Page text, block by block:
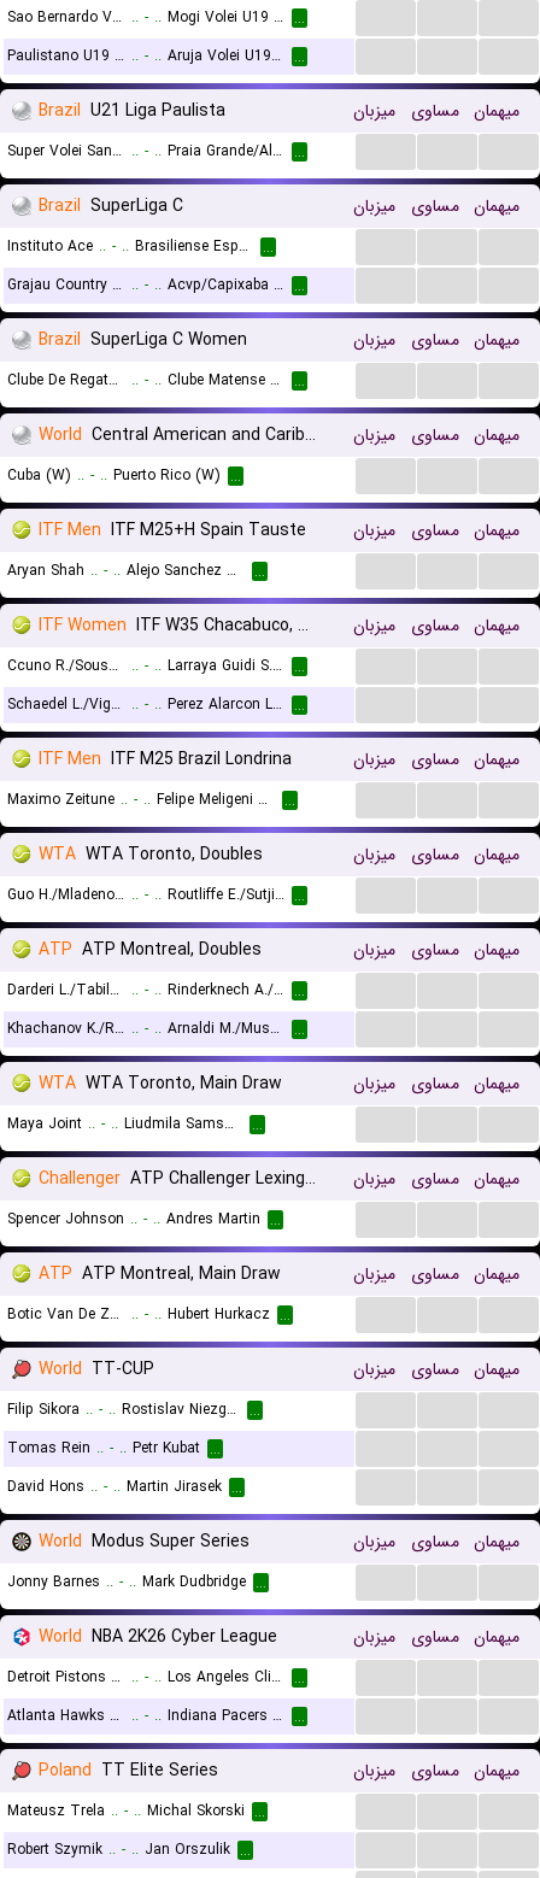
Sao Bernardo Volei U19 (W) .. - .. Mogi Volei U19 (W) ...
Paulistano U19 (W) .. - .. Aruja Volei U19 (W) ...
Brazil U21 Liga Paulista میزبان مساوی میهمان
Super Volei Santo Andre U21 .. - .. Praia Grande/Alp U21 ...
Brazil SuperLiga C میزبان مساوی میهمان
Instituto Ace .. - .. Brasiliense Esporte Clube ...
Grajau Country Club .. - .. Acvp/Capixaba VC ...
Brazil SuperLiga C Women میزبان مساوی میهمان
Clube De Regatas Brasil (W) .. - .. Clube Matense BA (W) ...
World Central American and Caribbean Games Women میزبان مساوی میهمان
Cuba (W) .. - .. Puerto Rico (W) ...
ITF Men ITF M25+H Spain Tauste میزبان مساوی میهمان
Aryan Shah .. - .. Alejo Sanchez Quilez ...
ITF Women ITF W35 Chacabuco, Doubles میزبان مساوی میهمان
Ccuno R./Sousa Salazar N. .. - .. Larraya Guidi S. A./Mediorreal A. V. ...
Schaedel L./Vig S. .. - .. Perez Alarcon L./Sanchez A. S. ...
ITF Men ITF M25 Brazil Londrina میزبان مساوی میهمان
Maximo Zeitune .. - .. Felipe Meligeni Rodrigues Alves ...
WTA WTA Toronto, Doubles میزبان مساوی میهمان
Guo H./Mladenovic K. .. - .. Routliffe E./Sutjiadi A. ...
ATP ATP Montreal, Doubles میزبان مساوی میهمان
Darderi L./Tabilo A. .. - .. Rinderknech A./Vacherot V. ...
Khachanov K./Rublev A. .. - .. Arnaldi M./Musetti L. ...
WTA WTA Toronto, Main Draw میزبان مساوی میهمان
Maya Joint .. - .. Liudmila Samsonova ...
Challenger ATP Challenger Lexington, Main Draw میزبان مساوی میهمان
Spencer Johnson .. - .. Andres Martin ...
ATP ATP Montreal, Main Draw میزبان مساوی میهمان
Botic Van De Zandschulp .. - .. Hubert Hurkacz ...
World TT-CUP میزبان مساوی میهمان
Filip Sikora .. - .. Rostislav Niezgoda ...
Tomas Rein .. - .. Petr Kubat ...
David Hons .. - .. Martin Jirasek ...
World Modus Super Series میزبان مساوی میهمان
Jonny Barnes .. - .. Mark Dudbridge ...
World NBA 2K26 Cyber League میزبان مساوی میهمان
Detroit Pistons (Cyber) .. - .. Los Angeles Clippers (Cyber) ...
Atlanta Hawks (Cyber)
.. - .. Indiana Pacers (Cyber) ...
Poland TT Elite Series میزبان مساوی میهمان
Mateusz Trela .. - .. Michal Skorski ...
Robert Szymik .. - .. Jan Orszulik ...